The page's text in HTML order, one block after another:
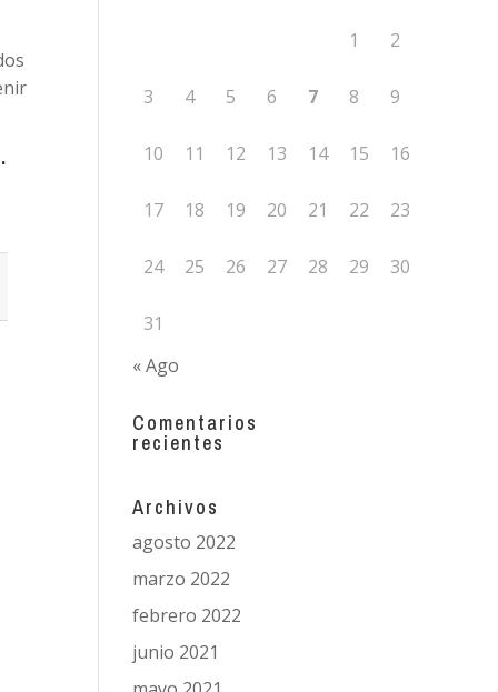
1 2
3 4 5 6 7 8 9
10 11 12 13 14 15 16
17 18 19 20 21 22 23
24 25 26 27 28 29 30
31
« Ago
Comentarios
recientes
Archivos
agosto 2022
marzo 2022
febrero 2022
junio 2021